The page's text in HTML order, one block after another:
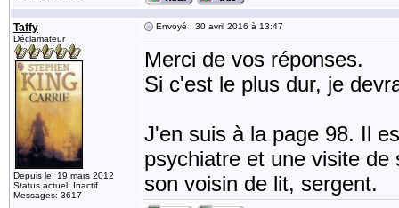
Taffy
Déclamateur
Depuis le: 19 mars 2012
Status actuel: Inactif
Messages: 3617
Envoyé : 30 avril 2016 à 13:47
Merci de vos réponses.
Si c'est le plus dur, je
J'en suis à la page 98. Il
psychiatre et une visite
son voisin de lit, sergent.